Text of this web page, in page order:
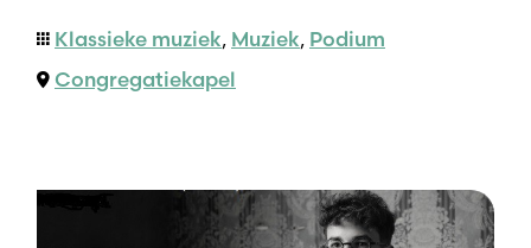
Klassieke muziek, Muziek, Podium
Congregatiekapel